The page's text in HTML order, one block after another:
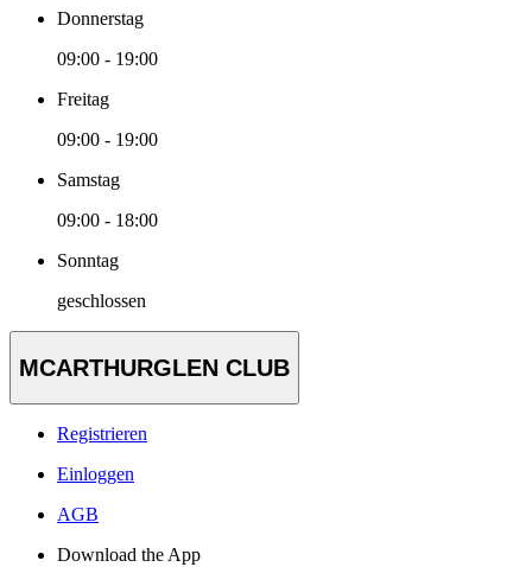
Donnerstag
09:00 - 19:00
Freitag
09:00 - 19:00
Samstag
09:00 - 18:00
Sonntag
geschlossen
MCARTHURGLEN CLUB
Registrieren
Einloggen
AGB
Download the App